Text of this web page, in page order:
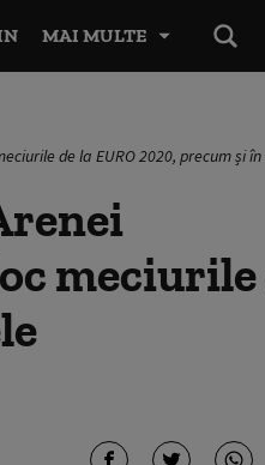
MAI MULTE
de la EURO 2020, precum și
meciurile